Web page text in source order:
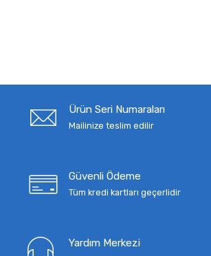
Ürün Seri Numaraları
Mailinize teslim edilir
Güvenli Ödeme
Tüm kredi kartları geçerlidir
Yardım Merkezi